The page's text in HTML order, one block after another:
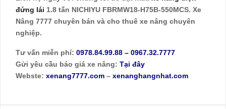
đứng lái 1.8 tấn NICHIYU FBRMW18-H75B-550MCS. Xe
Nâng 7777 chuyên bán và cho thuê xe nâng chuyên
nghiệp.
Tư vấn miễn phí: 0978.84.99.88 – 0967.32.7777
Gửi yêu cầu báo giá xe nâng: Tại đây
Webste: xenang7777.com – xenanghangnhat.com